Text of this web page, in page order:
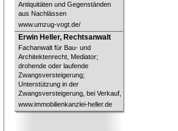
Antiquitäten und Gegenständen
aus Nachlässen
www.umzug-vogt.de/
Erwin Heller, Rechtsanwalt
Erwin Heller, Rechtsanwalt
Fachanwalt für Bau- und
Architektenrecht, Mediator;
drohende oder laufende
Zwangsversteigerung;
Unterstützung in der
Zwangsversteigerung, bei Verkauf,
www.immobilienkanzlei-heller.de